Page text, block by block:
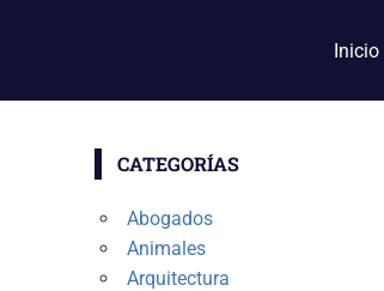
Inicio
CATEGORÍAS
Abogados
Animales
Arquitectura